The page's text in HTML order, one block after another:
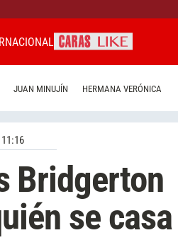
JUAN MINUJÍN HERMANA VERÓNICA
Bridgerton
se casa